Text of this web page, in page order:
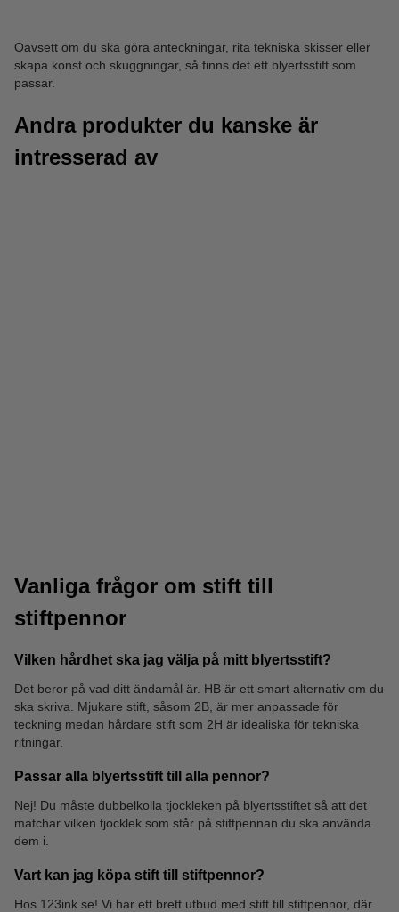
Oavsett om du ska göra anteckningar, rita tekniska skisser eller
skapa konst och skuggningar, så finns det ett blyertsstift som
passar.
Andra produkter du kanske är
intresserad av
Anteckningsblock Suddgummi
Vanliga frågor om stift till
stiftpennor
Vilken hårdhet ska jag välja på mitt blyertsstift?
Det beror på vad ditt ändamål är. HB är ett smart alternativ om du
ska skriva. Mjukare stift, såsom 2B, är mer anpassade för
teckning medan hårdare stift som 2H är idealiska för tekniska
ritningar.
Passar alla blyertsstift till alla pennor?
Nej! Du måste dubbelkolla tjockleken på blyertsstiftet så att det
matchar vilken tjocklek som står på stiftpennan du ska använda
dem i.
Vart kan jag köpa stift till stiftpennor?
Hos 123ink.se! Vi har ett brett utbud med stift till stiftpennor, där